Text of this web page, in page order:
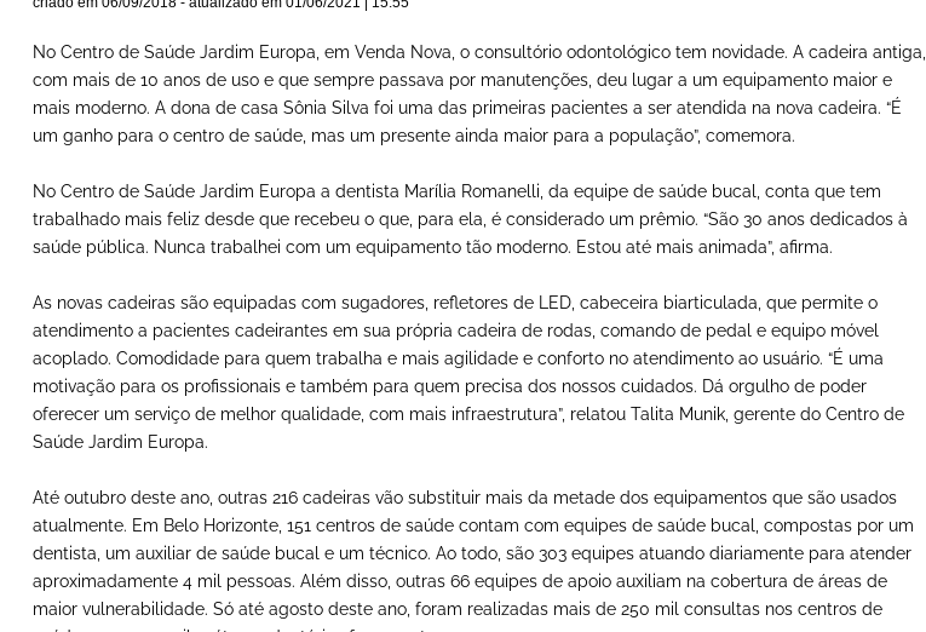
No Centro de Saúde Jardim Europa, em Venda Nova, o consultório odontológico tem novidade. A cadeira antiga,
com mais de 10 anos de uso e que sempre passava por manutenções, deu lugar a um equipamento maior e
mais moderno. A dona de casa Sônia Silva foi uma das primeiras pacientes a ser atendida na nova cadeira. “É
um ganho para o centro de saúde, mas um presente ainda maior para a população”, comemora.
No Centro de Saúde Jardim Europa a dentista Marília Romanelli, da equipe de saúde bucal, conta que tem
trabalhado mais feliz desde que recebeu o que, para ela, é considerado um prêmio. “São 30 anos dedicados à
saúde pública. Nunca trabalhei com um equipamento tão moderno. Estou até mais animada”, afirma.
As novas cadeiras são equipadas com sugadores, refletores de LED, cabeceira biarticulada, que permite o
atendimento a pacientes cadeirantes em sua própria cadeira de rodas, comando de pedal e equipo móvel
acoplado. Comodidade para quem trabalha e mais agilidade e conforto no atendimento ao usuário. “É uma
motivação para os profissionais e também para quem precisa dos nossos cuidados. Dá orgulho de poder
oferecer um serviço de melhor qualidade, com mais infraestrutura”, relatou Talita Munik, gerente do Centro de
Saúde Jardim Europa.
Até outubro deste ano, outras 216 cadeiras vão substituir mais da metade dos equipamentos que são usados
atualmente. Em Belo Horizonte, 151 centros de saúde contam com equipes de saúde bucal, compostas por um
dentista, um auxiliar de saúde bucal e um técnico. Ao todo, são 303 equipes atuando diariamente para atender
aproximadamente 4 mil pessoas. Além disso, outras 66 equipes de apoio auxiliam na cobertura de áreas de
maior vulnerabilidade. Só até agosto deste ano, foram realizadas mais de 250 mil consultas nos centros de